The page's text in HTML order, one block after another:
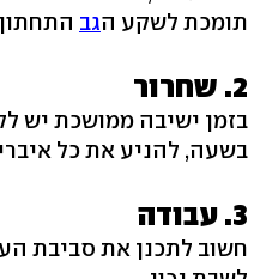
תומכת לשקע הגב
2. שחרור
בזמן ישיבה ממושכת יש
בשעה, להניע את כל
3. עבודה
חשוב לתכנן את סביבת